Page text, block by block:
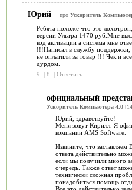
Юрий про Ускоритель
Ребята похоже что это
версии Ультра 1470 руб.Мне
код активации а система мне
!!!Написал в службу поддержки,
не оплатили за товар !!! Чек и
дурдом.
9
| 8 | Ответить
официальный
Ускоритель Компьютера 4.0
Юрий, здравствуйте!
Меня зовут Кирилл. Я
компании AMS Software.
Извините, что заставляем
ответа действительно
если мы получили много
очередь. Также ответ
технически сложная
понадобиться помощь
Все это действительно